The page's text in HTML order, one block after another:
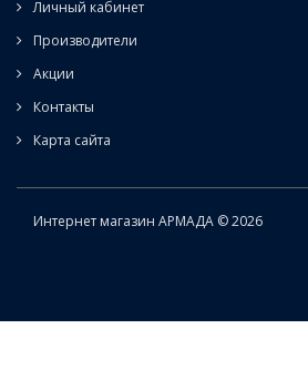
Личный кабинет
Производители
Акции
Контакты
Карта сайта
Интернет магазин АРМАДА © 2026